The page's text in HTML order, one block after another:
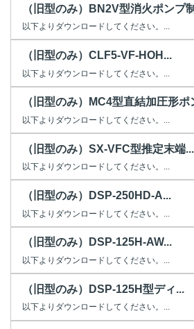
（旧型のみ）BN2V型消火ポンプ
以下よりダウンロードしてください。...
（旧型のみ）CLF5-VF-HOH...
以下よりダウンロードしてください。...
（旧型のみ）MC4型直結加圧形ポ
以下よりダウンロードしてください。...
（旧型のみ）SX-VFC型推定末端...
以下よりダウンロードしてください。...
（旧型のみ）DSP-250HD-A...
以下よりダウンロードしてください。...
（旧型のみ）DSP-125H-AW...
以下よりダウンロードしてください。...
（旧型のみ）DSP-125H型ディ...
以下よりダウンロードしてください。...